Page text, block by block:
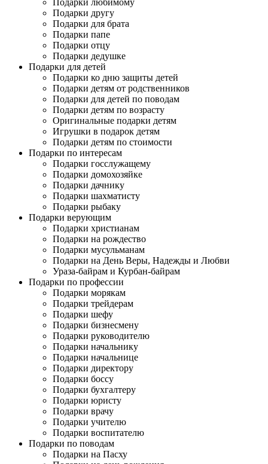
Подарки любимому
Подарки другу
Подарки для брата
Подарки папе
Подарки отцу
Подарки дедушке
Подарки для детей
Подарки ко дню защиты детей
Подарки детям от родственников
Подарки для детей по поводам
Подарки детям по возрасту
Оригинальные подарки детям
Игрушки в подарок детям
Подарки детям по стоимости
Подарки по интересам
Подарки госслужащему
Подарки домохозяйке
Подарки дачнику
Подарки шахматисту
Подарки рыбаку
Подарки верующим
Подарки христианам
Подарки на рождество
Подарки мусульманам
Подарки на День Веры, Надежды и Любви
Ураза-байрам и Курбан-байрам
Подарки по профессии
Подарки морякам
Подарки трейдерам
Подарки шефу
Подарки бизнесмену
Подарки руководителю
Подарки начальнику
Подарки начальнице
Подарки директору
Подарки боссу
Подарки бухгалтеру
Подарки юристу
Подарки врачу
Подарки учителю
Подарки воспитателю
Подарки по поводам
Подарки на Пасху